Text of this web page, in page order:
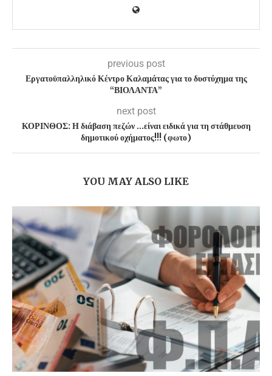
previous post
Εργατοϋπαλληλικό Κέντρο Καλαμάτας για το δυστύχημα της
“ΒΙΟΛΑΝΤΑ”
next post
ΚΟΡΙΝΘΟΣ: Η διάβαση πεζών …είναι ειδικά για τη στάθμευση
δημοτικού οχήματος!!! (φωτο)
YOU MAY ALSO LIKE